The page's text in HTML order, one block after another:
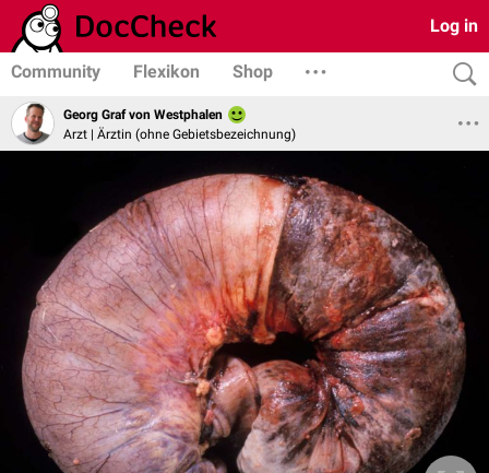
Log in
Community Flexikon Shop
Georg Graf von Westphalen
Arzt | Ärztin (ohne Gebietsbezeichnung)